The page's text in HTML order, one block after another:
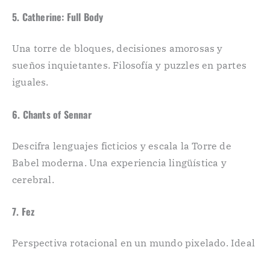
5. Catherine: Full Body
Una torre de bloques, decisiones amorosas y
sueños inquietantes. Filosofía y puzzles en partes
iguales.
6. Chants of Sennar
Descifra lenguajes ficticios y escala la Torre de
Babel moderna. Una experiencia lingüística y
cerebral.
7. Fez
Perspectiva rotacional en un mundo pixelado. Ideal